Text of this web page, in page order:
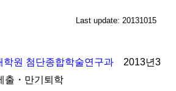
Last update: 20131015
학원 첨단종합학술연구과 2013년3
・만기퇴학